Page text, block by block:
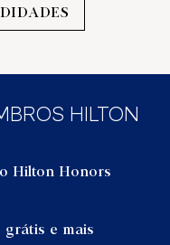
HILTON
Hilton Honors
grátis e mais